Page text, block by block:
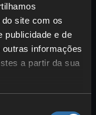
site com os
publicidade e de
informações
a partir da sua
itens